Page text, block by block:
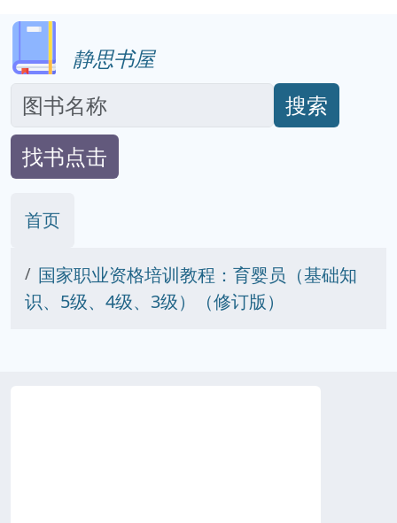
静思书屋
搜索
找书点击
首页
国家职业资格培训教程：育婴员（基础知
识、5级、4级、3级）（修订版）